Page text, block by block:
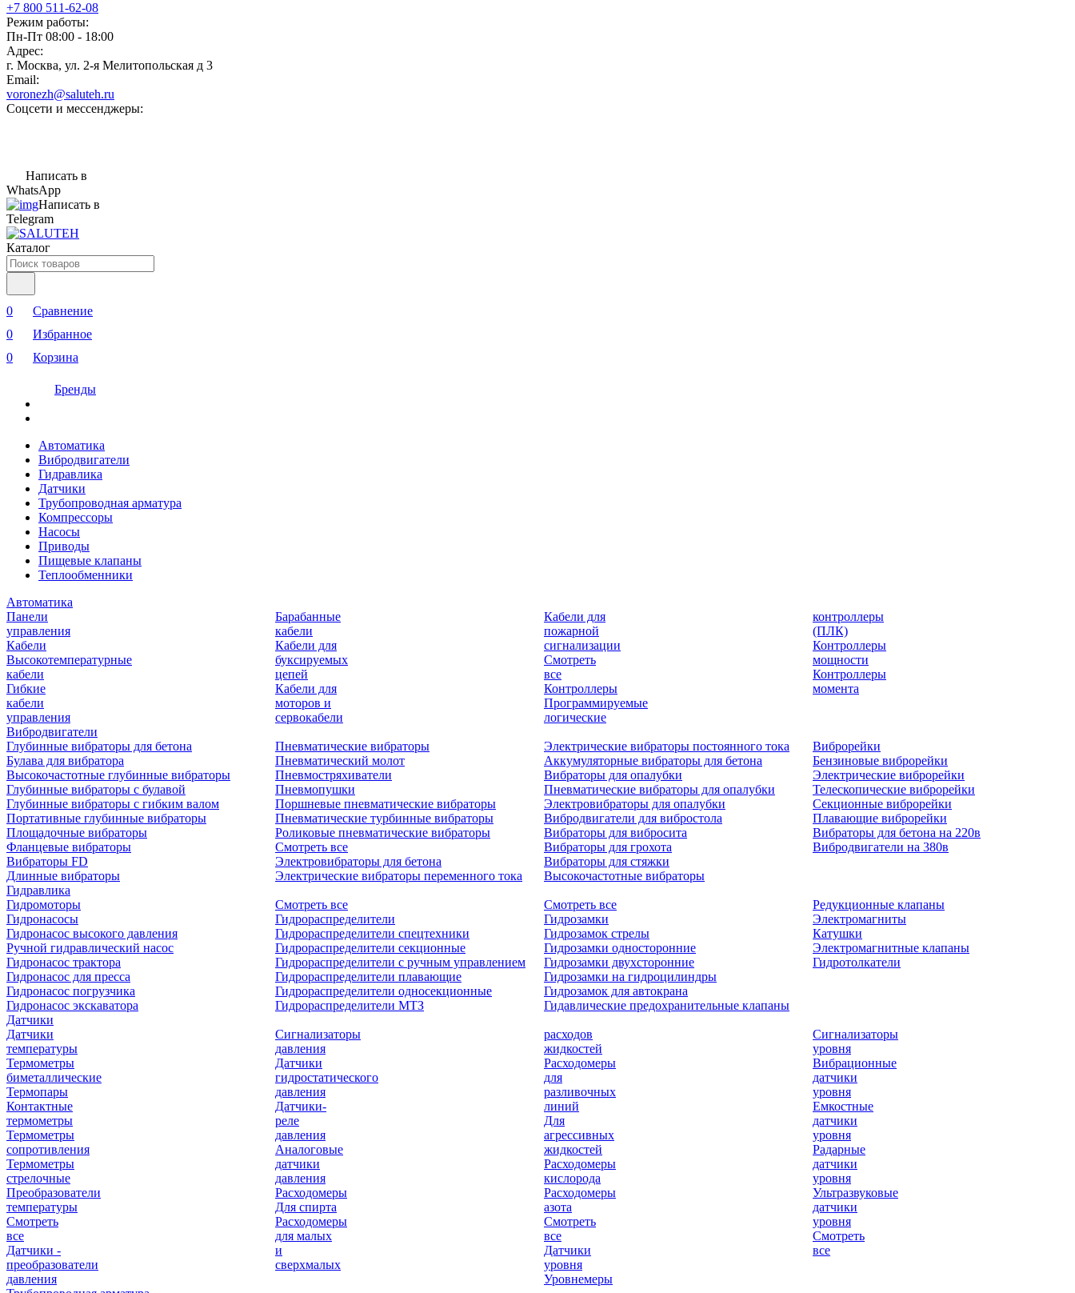
+7 800 511-62-08
Режим работы:
Пн-Пт 08:00 - 18:00
Адрес:
г. Москва, ул. 2-я Мелитопольская д 3
Email:
voronezh@saluteh.ru
Соцсети и мессенджеры:
Написать в
WhatsApp
Написать в
Telegram
Каталог
0
Сравнение
0
Избранное
0
Корзина
Бренды
Автоматика
Вибродвигатели
Гидравлика
Датчики
Трубопроводная арматура
Компрессоры
Насосы
Приводы
Пищевые клапаны
Теплообменники
Автоматика
Панели
управления
Кабели
Высокотемпературные
кабели
Гибкие
кабели
управления
Барабанные
кабели
Кабели для
буксируемых
цепей
Кабели для
моторов и
сервокабели
Кабели для
пожарной
сигнализации
Смотреть
все
Контроллеры
Программируемые
логические
контроллеры
(ПЛК)
Контроллеры
мощности
Контроллеры
момента
Вибродвигатели
Глубинные вибраторы для бетона
Булава для вибратора
Высокочастотные глубинные вибраторы
Глубинные вибраторы с булавой
Глубинные вибраторы с гибким валом
Портативные глубинные вибраторы
Площадочные вибраторы
Фланцевые вибраторы
Вибраторы FD
Длинные вибраторы
Пневматические вибраторы
Пневматический молот
Пневмостряхиватели
Пневмопушки
Поршневые пневматические вибраторы
Пневматические турбинные вибраторы
Роликовые пневматические вибраторы
Смотреть все
Электровибраторы для бетона
Электрические вибраторы переменного тока
Электрические вибраторы постоянного тока
Аккумуляторные вибраторы для бетона
Вибраторы для опалубки
Пневматические вибраторы для опалубки
Электровибраторы для опалубки
Вибродвигатели для вибростола
Вибраторы для вибросита
Вибраторы для грохота
Вибраторы для стяжки
Высокочастотные вибраторы
Виброрейки
Бензиновые виброрейки
Электрические виброрейки
Телескопические виброрейки
Секционные виброрейки
Плавающие виброрейки
Вибраторы для бетона на 220в
Вибродвигатели на 380в
Гидравлика
Гидромоторы
Гидронасосы
Гидронасос высокого давления
Ручной гидравлический насос
Гидронасос трактора
Гидронасос для пресса
Гидронасос погрузчика
Гидронасос экскаватора
Смотреть все
Гидрораспределители
Гидрораспределители спецтехники
Гидрораспределители секционные
Гидрораспределители с ручным управлением
Гидрораспределители плавающие
Гидрораспределители односекционные
Гидрораспределители МТЗ
Смотреть все
Гидрозамки
Гидрозамок стрелы
Гидрозамки односторонние
Гидрозамки двухсторонние
Гидрозамки на гидроцилиндры
Гидрозамок для автокрана
Гидавлические предохранительные клапаны
Редукционные клапаны
Электромагниты
Катушки
Электромагнитные клапаны
Гидротолкатели
Датчики
Датчики
температуры
Термометры
биметаллические
Термопары
Контактные
термометры
Термометры
сопротивления
Термометры
стрелочные
Преобразователи
температуры
Смотреть
все
Датчики -
преобразователи
давления
Сигнализаторы
давления
Датчики
гидростатического
давления
Датчики-
реле
давления
Аналоговые
датчики
давления
Расходомеры
Для спирта
Расходомеры
для малых
и
сверхмалых
расходов
жидкостей
Расходомеры
для
разливочных
линий
Для
агрессивных
жидкостей
Расходомеры
кислорода
Расходомеры
азота
Смотреть
все
Датчики
уровня
Уровнемеры
Сигнализаторы
уровня
Вибрационные
датчики
уровня
Емкостные
датчики
уровня
Радарные
датчики
уровня
Ультразвуковые
датчики
уровня
Смотреть
все